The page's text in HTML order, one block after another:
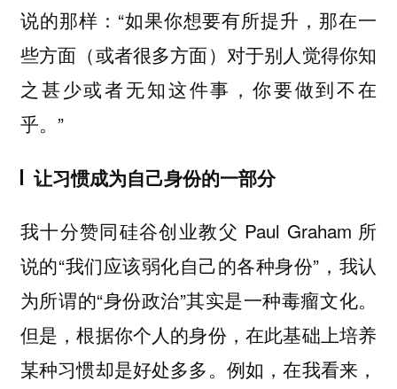
说的那样：“如果你想要有所提升，那在一
些方面（或者很多方面）对于别人觉得你知
之甚少或者无知这件事，你要做到不在
乎。”
让习惯成为自己身份的一部分
我十分赞同硅谷创业教父 Paul Graham 所
说的“我们应该弱化自己的各种身份”，我认
为所谓的“身份政治”其实是一种毒瘤文化。
但是，根据你个人的身份，在此基础上培养
某种习惯却是好处多多。例如，在我看来，